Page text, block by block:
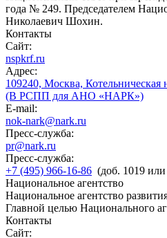
года № 249. Председателем
Николаевич Шохин.
Контакты
Сайт:
nspkrf.ru
Адрес:
109240, Москва, Котельническая
(В РСПП для АНО «НАРК»)
E-mail:
nok-nark@nark.ru
Пресс-служба:
pr@nark.ru
Пресс-служба:
+7 (495) 966-16-86 (доб. 1019
Национальное агентство
Национальное агентство
Главной целью Национального
Контакты
Сайт: